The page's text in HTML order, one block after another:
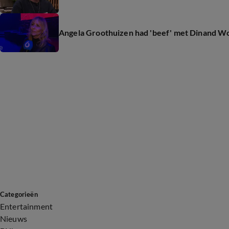
Angela Groothuizen had 'beef' met Dinand
Categorieën
Entertainment
Nieuws